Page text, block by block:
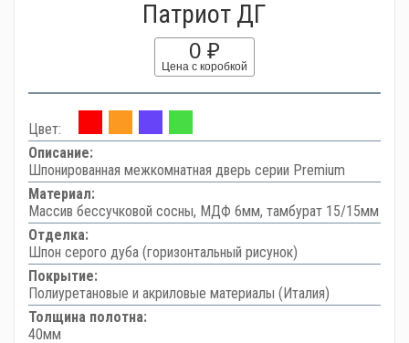
Патриот ДГ
0 ₽
Цена с коробкой
Цвет:
Описание:
Шпонированная межкомнатная дверь серии Premium
Материал:
Массив бессучковой сосны, МДФ 6мм, тамбурат 15/15мм
Отделка:
Шпон серого дуба (горизонтальный рисунок)
Покрытие:
Полиуретановые и акриловые материалы (Италия)
Толщина полотна:
40мм